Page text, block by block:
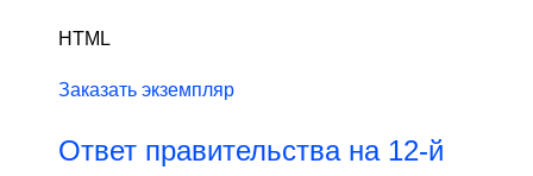
HTML
Заказать экземпляр
Ответ правительства на 12-й